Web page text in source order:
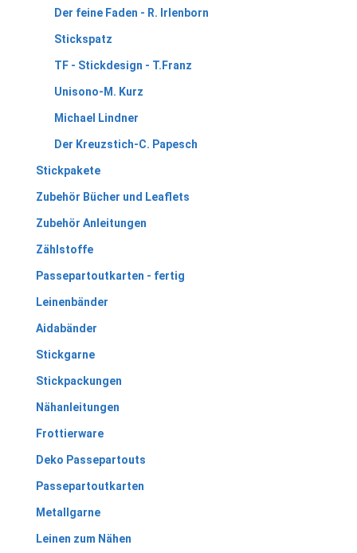
Der feine Faden - R. Irlenborn
Stickspatz
TF - Stickdesign - T.Franz
Unisono-M. Kurz
Michael Lindner
Der Kreuzstich-C. Papesch
Stickpakete
Zubehör Bücher und Leaflets
Zubehör Anleitungen
Zählstoffe
Passepartoutkarten - fertig
Leinenbänder
Aidabänder
Stickgarne
Stickpackungen
Nähanleitungen
Frottierware
Deko Passepartouts
Passepartoutkarten
Metallgarne
Leinen zum Nähen